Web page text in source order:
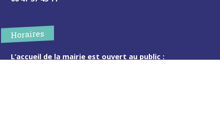
Horaires
L’accueil de la mairie est ouvert au public :